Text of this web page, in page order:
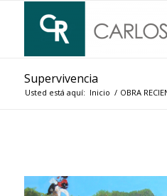
Supervivencia
Usted está aquí: Inicio / OBRA